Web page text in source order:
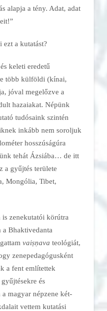
alapja a tény. Adat, adat
a kutatást?
keleti eredetű
több külföldi (kínai,
jóval megelőzve a
hazaiakat. Népünk
tudósaink szintén
inkább nem soroljuk
hosszúságúra
tehát Ázsiába… de itt
a gyűjtés területe
Mongólia, Tibet,
is zenekutatói körútra
Bhaktivedanta
vaiṣṇava teológiát,
zenepedagógusként
a fent említettek
és
magyar népzene két-
vettem kutatási